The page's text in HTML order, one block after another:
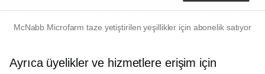
McNabb Microfarm taze yetiştirilen yeşillikler için abonelik satıyor
Ayrıca üyelikler ve hizmetlere erişim için